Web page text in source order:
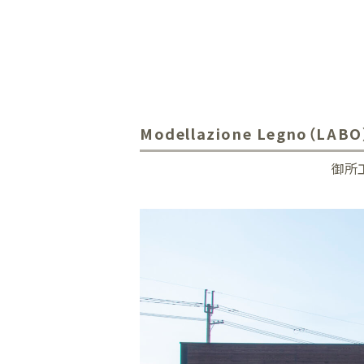
Modellazione Legno（LABO
御所